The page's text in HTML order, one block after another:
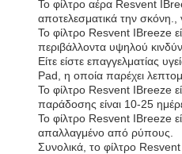
Το φίλτρο αέρα Resvent
αποτελεσματικά την σκόνη.,
Το φίλτρο Resvent IBreeze
περιβάλλοντα υψηλού
Είτε είστε επαγγελματίας
Pad, η οποία παρέχει
Το φίλτρο Resvent IBreeze
παράδοσης είναι 10-25
Το φίλτρο Resvent IBreeze
απαλλαγμένο από ρύπους.
Συνολικά, το φίλτρο Resvent